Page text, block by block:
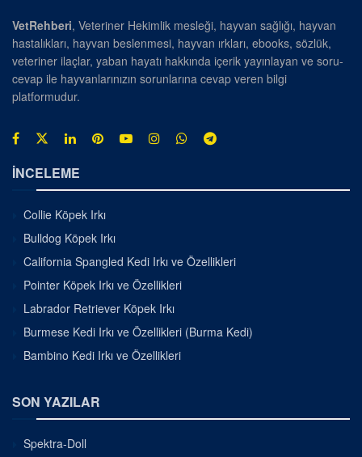
VetRehberi, Veteriner Hekimlik mesleği, hayvan sağlığı, hayvan
hastalıkları, hayvan beslenmesi, hayvan ırkları, ebooks, sözlük,
veteriner ilaçlar, yaban hayatı hakkında içerik yayınlayan ve soru-
cevap ile hayvanlarınızın sorunlarına cevap veren bilgi
platformudur.
İNCELEME
Collie Köpek Irkı
Bulldog Köpek Irkı
California Spangled Kedi Irkı ve Özellikleri
Pointer Köpek Irkı ve Özellikleri
Labrador Retriever Köpek Irkı
Burmese Kedi Irkı ve Özellikleri (Burma Kedi)
Bambino Kedi Irkı ve Özellikleri
SON YAZILAR
Spektra-Doll